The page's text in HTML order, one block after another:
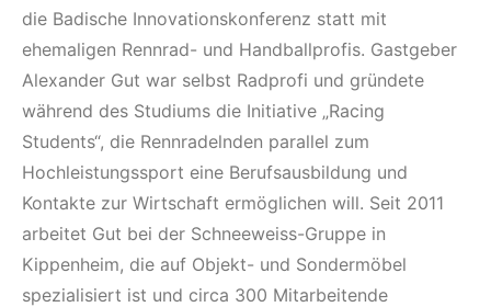
die Badische Innovationskonferenz statt mit
ehemaligen Rennrad- und Handballprofis. Gastgeber
Alexander Gut war selbst Radprofi und gründete
während des Studiums die Initiative „Racing
Students“, die Rennradelnden parallel zum
Hochleistungssport eine Berufsausbildung und
Kontakte zur Wirtschaft ermöglichen will. Seit 2011
arbeitet Gut bei der Schneeweiss-Gruppe in
Kippenheim, die auf Objekt- und Sondermöbel
spezialisiert ist und circa 300 Mitarbeitende